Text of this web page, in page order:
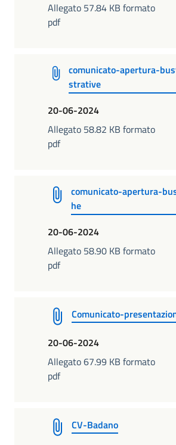
Allegato 57.84 KB formato
pdf
comunicato-apertura-
strative
20-06-2024
Allegato 58.82 KB formato
pdf
comunicato-apertura-
he
20-06-2024
Allegato 58.90 KB formato
pdf
Comunicato-
20-06-2024
Allegato 67.99 KB formato
pdf
CV-Badano